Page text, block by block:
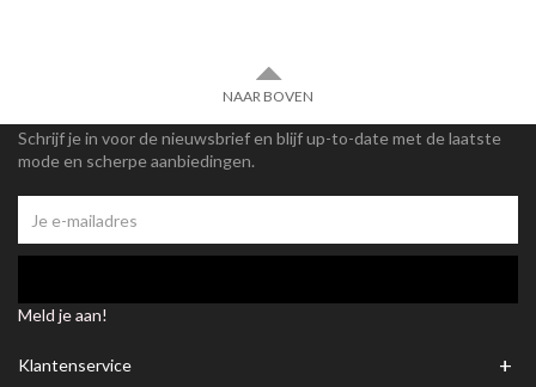
NAAR BOVEN
Schrijf je in voor de nieuwsbrief en blijf up-to-date met de laatste
mode en scherpe aanbiedingen.
Meld je aan!
Klantenservice +